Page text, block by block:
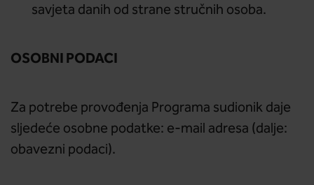
savjeta danih od strane stručnih osoba.
OSOBNI PODACI
Za potrebe provođenja Programa sudionik daje
sljedeće osobne podatke: e-mail adresa (dalje:
obavezni podaci).